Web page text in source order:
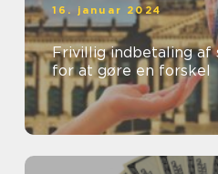
16. januar 2024
Frivillig indbetaling af skat En
for at gøre en forskel